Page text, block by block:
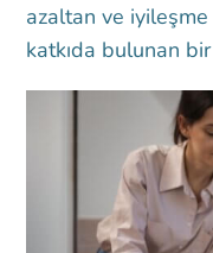
azaltan ve
katkıda bulunan bir